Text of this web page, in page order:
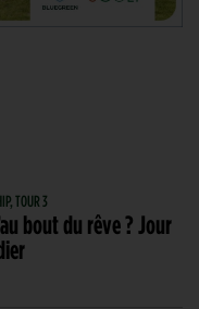
TOUR 3
bout du rêve ? Jour